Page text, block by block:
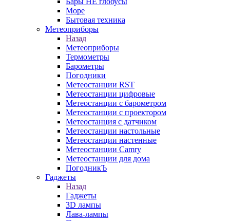
Море
Бытовая техника
Метеоприборы
Назад
Метеоприборы
Термометры
Барометры
Погодники
Метеостанции RST
Метеостанции цифровые
Метеостанции с барометром
Метеостанции с проектором
Метеостанция с датчиком
Метеостанции настольные
Метеостанции настенные
Метеостанции Camry
Метеостанции для дома
ПогодникЪ
Гаджеты
Назад
Гаджеты
3D лампы
Лава-лампы